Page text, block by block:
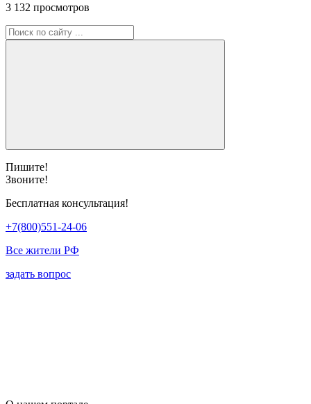
3 132 просмотров
Пишите!
Звоните!
Бесплатная консультация!
+7(800)551-24-06
Все жители РФ
задать вопрос